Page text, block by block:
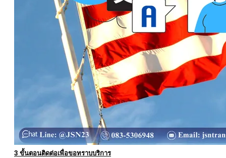
3 ขั้นตอนติดต่อเพื่อขอทราบบริการ